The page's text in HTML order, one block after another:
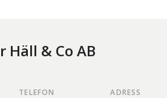
Häll & Co AB
TELEFON ADRESS